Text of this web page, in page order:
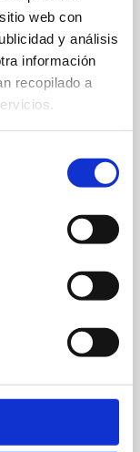
web con
y análisis
información
recopilado a